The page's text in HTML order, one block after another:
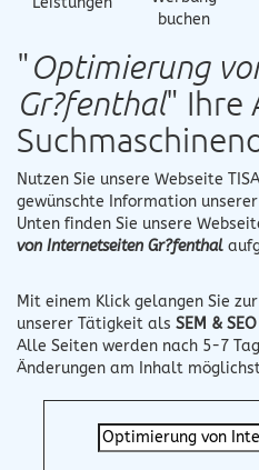
buchen
"Optimierung
Gr?fenthal" Ihre
Nutzen Sie unsere Webseite
gewünschte Information
Unten finden Sie unsere
von Internetseiten Gr?fenthal
Mit einem Klick gelangen Sie
unserer Tätigkeit als SEM &
Alle Seiten werden nach 5-7
Änderungen am Inhalt